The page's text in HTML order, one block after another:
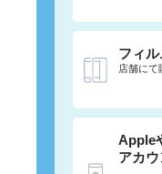
フィル
店舗にて
Apple
アカ